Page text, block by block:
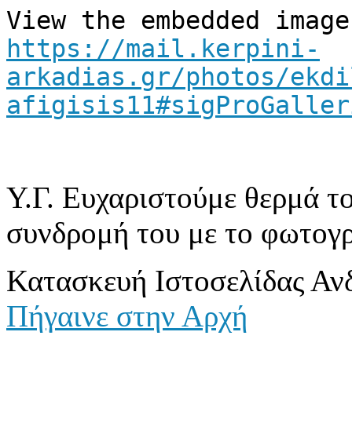
View the embedded
https://mail.kerpini-
arkadias.gr/photos/
Y.Γ. Ευχαριστούμε θερμά
συνδρομή του με το
Κατασκευή Ιστοσελίδας
Πήγαινε στην Αρχή